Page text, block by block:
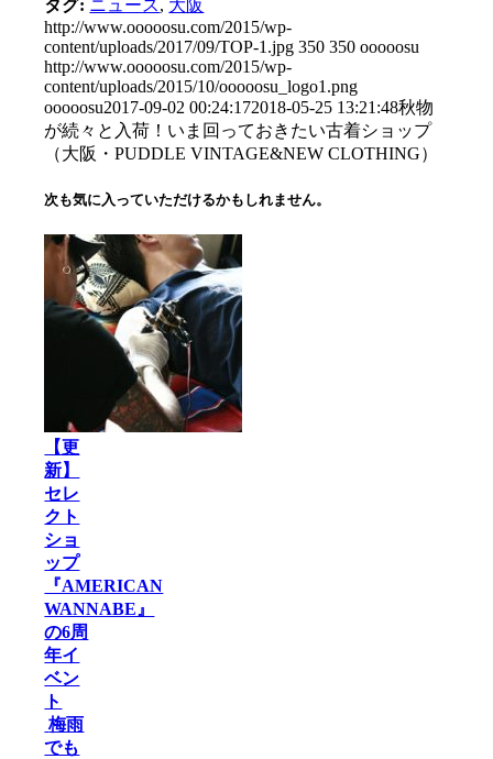
タグ: ニュース, 大阪
http://www.ooooosu.com/2015/wp-
content/uploads/2017/09/TOP-1.jpg 350 350 ooooosu
http://www.ooooosu.com/2015/wp-
content/uploads/2015/10/ooooosu_logo1.png
ooooosu2017-09-02 00:24:172018-05-25 13:21:48秋物
が続々と入荷！いま回っておきたい古着ショップ
（大阪・PUDDLE VINTAGE&NEW CLOTHING）
次も気に入っていただけるかもしれません。
【更
新】
セレ
クト
ショ
ップ
『AMERICAN
WANNABE』
の6周
年イ
ベン
ト
梅雨
でも